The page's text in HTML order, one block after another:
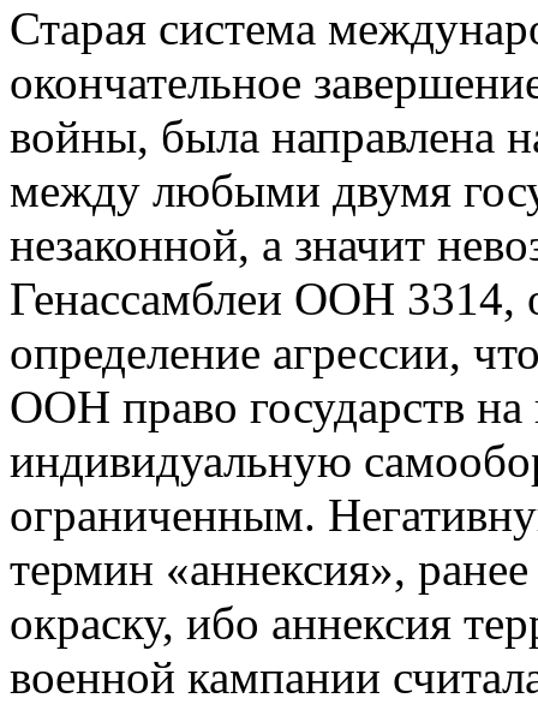
Старая система
окончательное
войны, была направлена
между любыми двумя
незаконной, а значит
Генассамблеи ООН 3314,
определение агрессии,
ООН право государств
индивидуальную
ограниченным.
термин «аннексия»,
окраску, ибо аннексия
военной кампании